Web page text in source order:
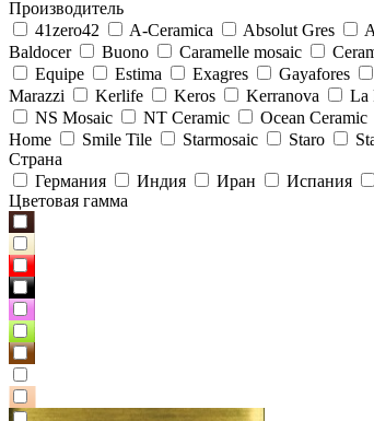
Производитель
41zero42
A-Ceramica Absolut Gres
Baldocer
Buono Caramelle mosaic
Equipe
Estima Exagres Gayafores
Marazzi
Kerlife Keros Kerranova La
NS Mosaic
NT Ceramic Ocean Ceramic
Home
Smile Tile Starmosaic Staro
Страна
Германия
Индия Иран Испания
Цветовая гамма